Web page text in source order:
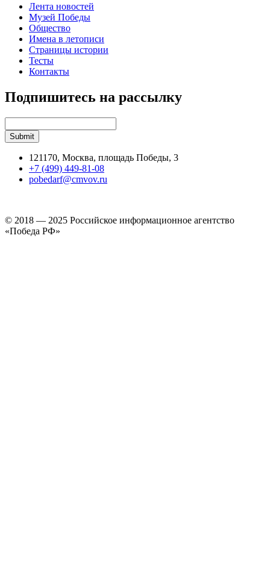
Лента новостей
Музей Победы
Общество
Имена в летописи
Страницы истории
Тесты
Контакты
Подпишитесь на рассылку
121170, Москва, площадь Победы, 3
+7 (499) 449-81-08
pobedarf@cmvov.ru
© 2018 — 2025 Российское информационное агентство
«Победа РФ»